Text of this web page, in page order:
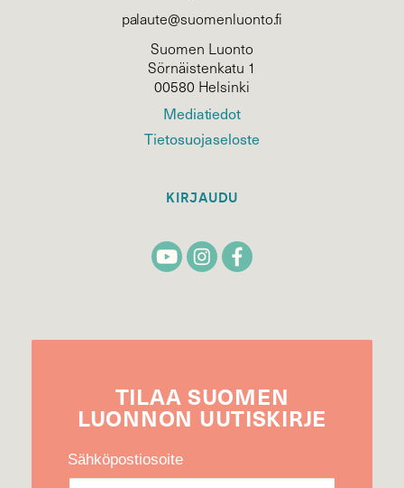
palaute@suomenluonto.fi
Suomen Luonto
Sörnäistenkatu 1
00580 Helsinki
Mediatiedot
Tietosuojaseloste
KIRJAUDU
TILAA SUOMEN
LUONNON UUTIS­KIRJE
Sähköpostiosoite